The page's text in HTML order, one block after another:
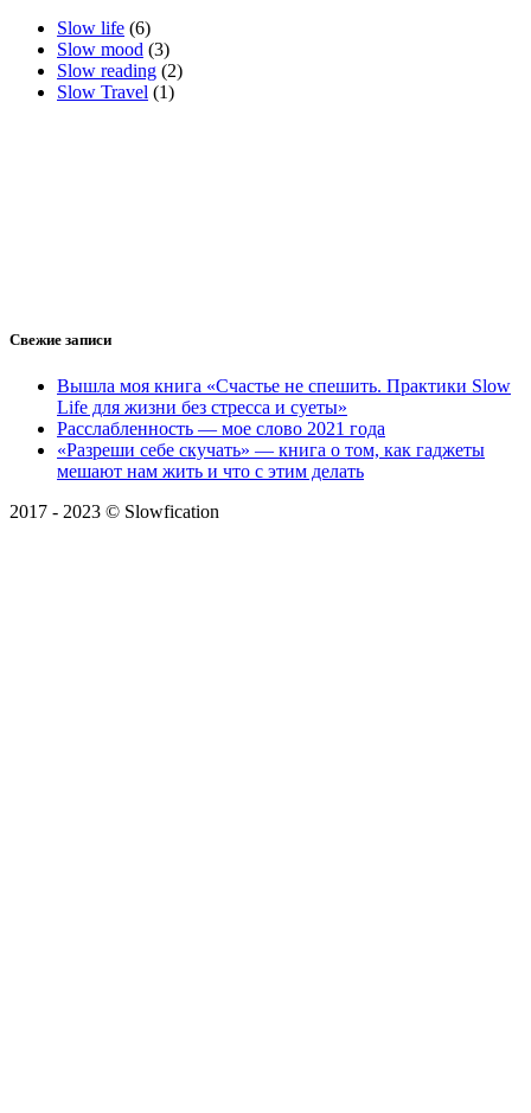
Slow life (6)
Slow mood (3)
Slow reading (2)
Slow Travel (1)
Свежие записи
Вышла моя книга «Счастье не спешить. Практики Slow
Life для жизни без стресса и суеты»
Расслабленность — мое слово 2021 года
«Разреши себе скучать» — книга о том, как гаджеты
мешают нам жить и что с этим делать
2017 - 2023 © Slowfication